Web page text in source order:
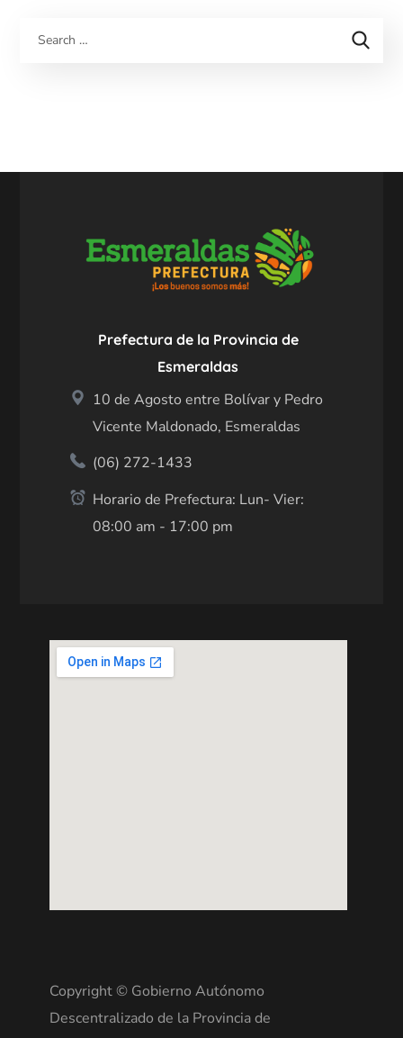
Prefectura de la Provincia de
Esmeraldas
10 de Agosto entre Bolívar y Pedro
Vicente Maldonado, Esmeraldas
(06) 272-1433
Horario de Prefectura: Lun- Vier:
08:00 am - 17:00 pm
Copyright © Gobierno Autónomo
Descentralizado de la Provincia de